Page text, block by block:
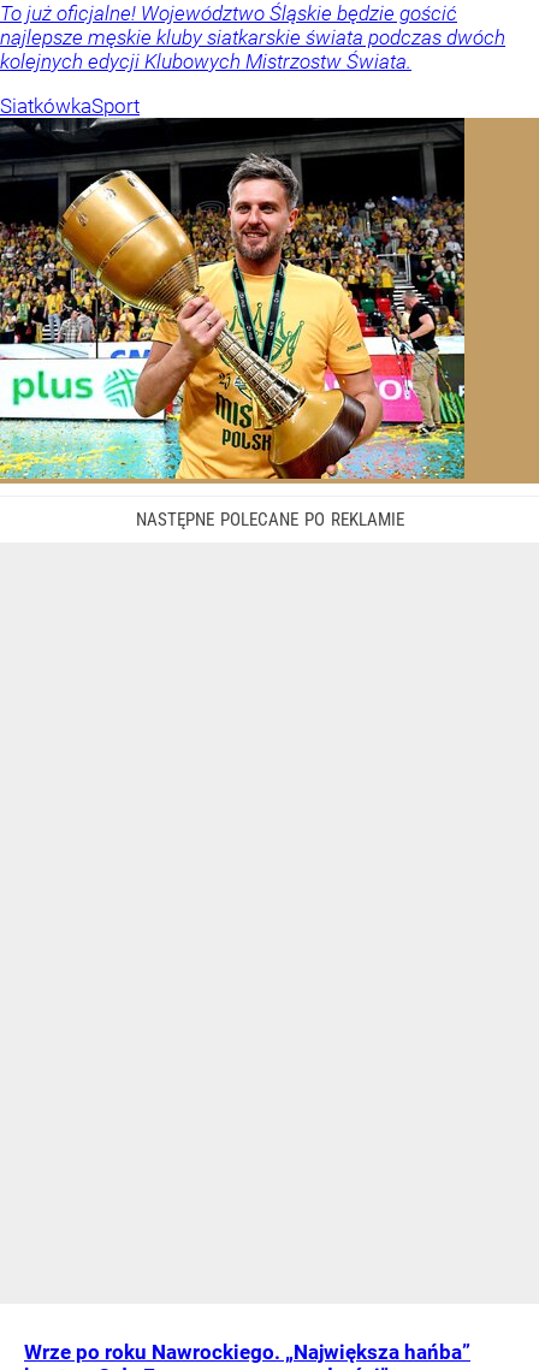
To już oficjalne! Województwo Śląskie będzie gościć
najlepsze męskie kluby siatkarskie świata podczas dwóch
kolejnych edycji Klubowych Mistrzostw Świata.
SiatkówkaSport
Wrze po roku Nawrockiego. „Największa hańba”